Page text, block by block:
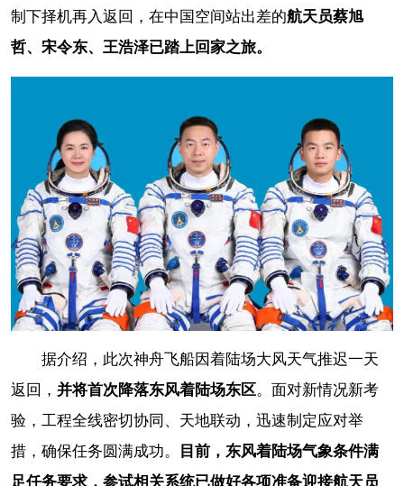
制下择机再入返回，在中国空间站出差的航天员蔡旭
哲、宋令东、王浩泽已踏上回家之旅。
据介绍，此次神舟飞船因着陆场大风天气推迟一天
返回， 并将首次降落东风着陆场东区。面对新情况新考
验，工程全线密切协同、天地联动，迅速制定应对举
措，确保任务圆满成功。
目前，东风着陆场气象条件满
足任务要求，参试相关系统已做好各项准备迎接航天员